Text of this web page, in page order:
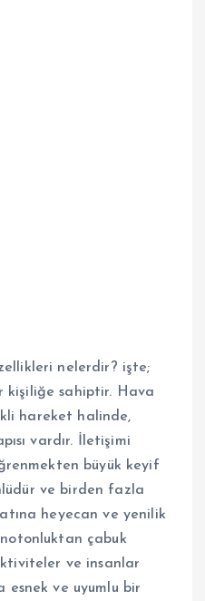
nelerdir? işte;
kişiliğe sahiptir. Hava
hareket halinde,
vardır. İletişimi
büyük keyif
ve birden fazla
heyecan ve yenilik
çabuk
ve insanlar
esnek ve uyumlu bir